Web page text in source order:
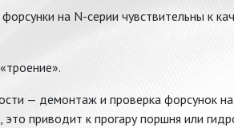
на N-серии чувствительны к
— демонтаж и проверка форсунок на
приводит к прогару поршня или